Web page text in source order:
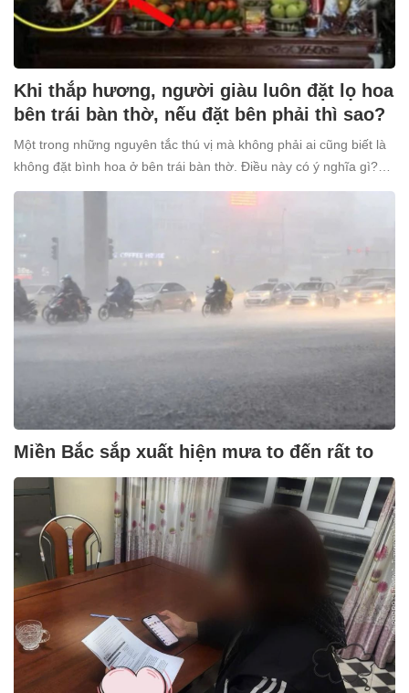
Khi thắp hương, người giàu luôn đặt lọ hoa
bên trái bàn thờ, nếu đặt bên phải thì sao?
Một trong những nguyên tắc thú vị mà không phải ai cũng biết là
không đặt bình hoa ở bên trái bàn thờ. Điều này có ý nghĩa gì?
Tại sao nhiều người giàu lại kiêng kỵ điều này?
Miền Bắc sắp xuất hiện mưa to đến rất to